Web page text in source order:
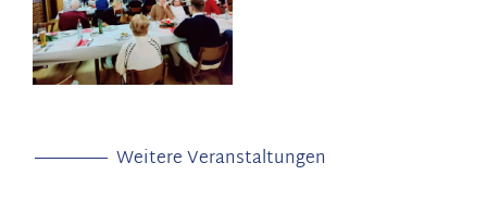
Weitere Veranstaltungen